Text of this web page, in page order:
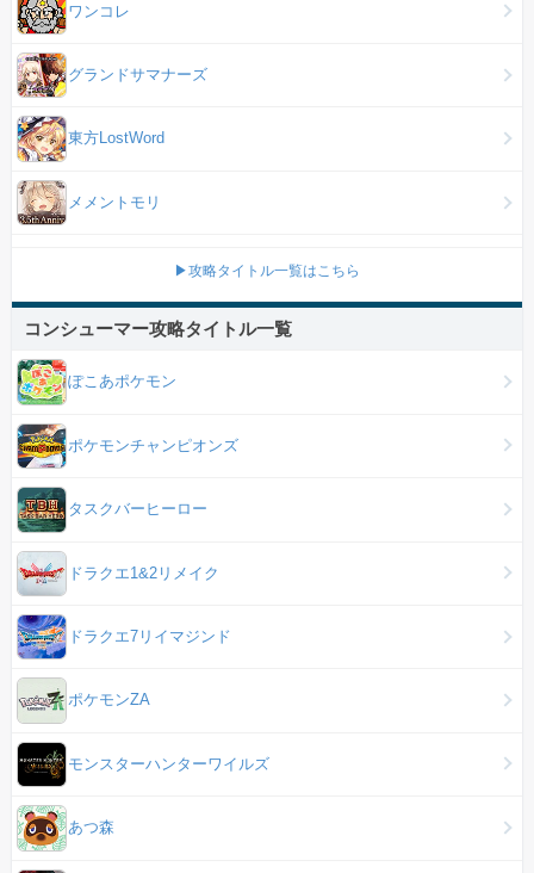
ワンコレ
グランドサマナーズ
東方LostWord
メメントモリ
▶攻略タイトル一覧はこちら
コンシューマー攻略タイトル一覧
ぽこあポケモン
ポケモンチャンピオンズ
タスクバーヒーロー
ドラクエ1&2リメイク
ドラクエ7リイマジンド
ポケモンZA
モンスターハンターワイルズ
あつ森